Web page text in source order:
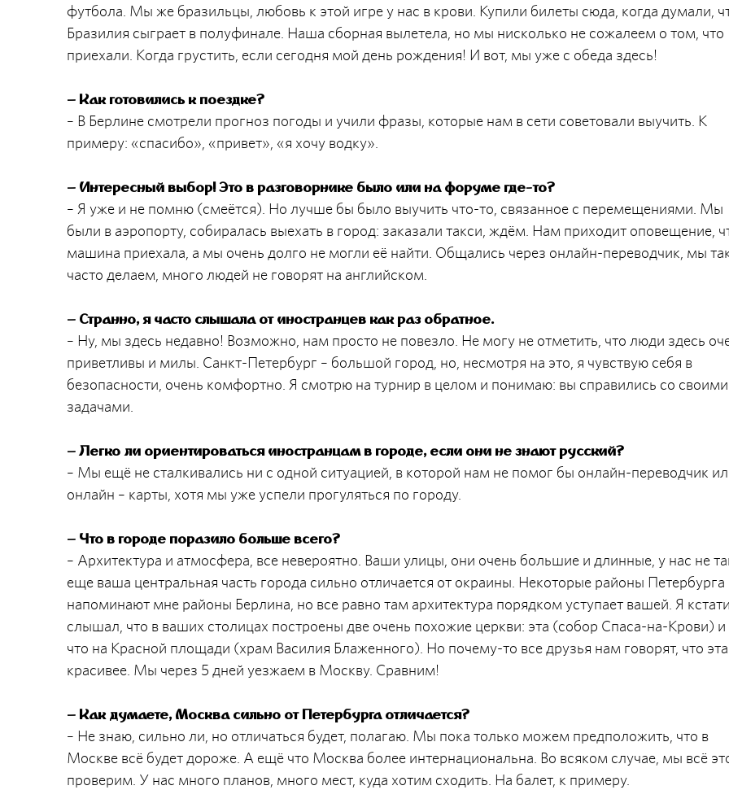
футбола. Мы же бразильцы, любовь к этой игре у нас в крови. Купили билеты сюда, когда думали,
Бразилия сыграет в полуфинале. Наша сборная вылетела, но мы нисколько не сожалеем о том, что
приехали. Когда грустить, если сегодня мой день рождения! И вот, мы уже с обеда здесь!
– Как готовились к поездке?
– В Берлине смотрели прогноз погоды и учили фразы, которые нам в сети советовали выучить. К
примеру: «спасибо», «привет», «я хочу водку».
– Интересный выбор! Это в разговорнике было или на форуме где-то?
– Я уже и не помню (смеётся). Но лучше бы было выучить что-то, связанное с перемещениями. Мы
были в аэропорту, собиралась выехать в город: заказали такси, ждём. Нам приходит оповещение,
машина приехала, а мы очень долго не могли её найти. Общались через онлайн-переводчик, мы
часто делаем, много людей не говорят на английском.
– Странно, я часто слышала от иностранцев как раз обратное.
– Ну, мы здесь недавно! Возможно, нам просто не повезло. Не могу не отметить, что люди здесь
приветливы и милы. Санкт-Петербург – большой город, но, несмотря на это, я чувствую себя в
безопасности, очень комфортно. Я смотрю на турнир в целом и понимаю: вы справились со своими
задачами.
– Легко ли ориентироваться иностранцам в городе, если они не знают русский?
– Мы ещё не сталкивались ни с одной ситуацией, в которой нам не помог бы онлайн-переводчик
онлайн – карты, хотя мы уже успели прогуляться по городу.
– Что в городе поразило больше всего?
– Архитектура и атмосфера, все невероятно. Ваши улицы, они очень большие и длинные, у нас не
еще ваша центральная часть города сильно отличается от окраины. Некоторые районы Петербурга
напоминают мне районы Берлина, но все равно там архитектура порядком уступает вашей. Я
слышал, что в ваших столицах построены две очень похожие церкви: эта (собор Спаса-на-Крови) и
что на Красной площади (храм Василия Блаженного). Но почему-то все друзья нам говорят, что
красивее. Мы через 5 дней уезжаем в Москву. Сравним!
– Как думаете, Москва сильно от Петербурга отличается?
– Не знаю, сильно ли, но отличаться будет, полагаю. Мы пока только можем предположить, что в
Москве всё будет дороже. А ещё что Москва более интернациональна. Во всяком случае, мы всё
проверим. У нас много планов, много мест, куда хотим сходить. На балет, к примеру.